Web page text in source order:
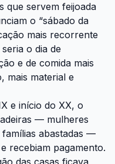
que servem feijoada
o “sábado da
mais recorrente
o dia de
e de comida mais
mais material e
e início do XX, o
— mulheres
abastadas —
recebiam pagamento.
das casas ficava